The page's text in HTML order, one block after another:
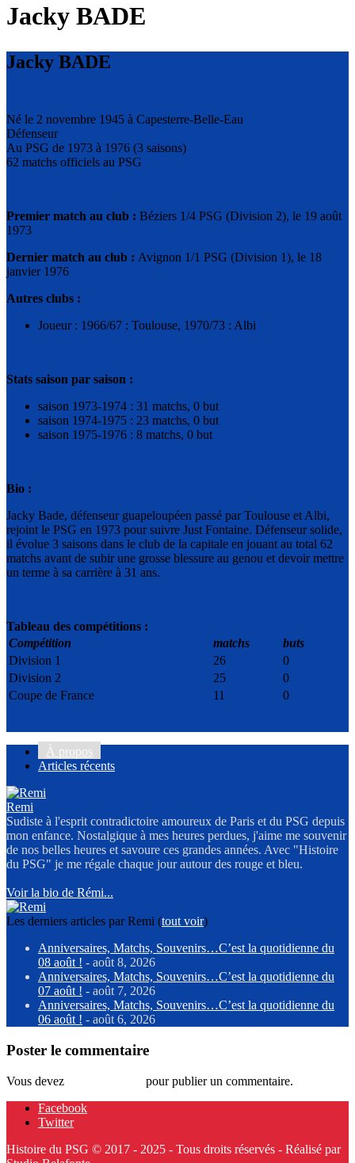
Jacky BADE
Jacky BADE
Né le 2 novembre 1945 à Capesterre-Belle-Eau
Défenseur
Au PSG de 1973 à 1976 (3 saisons)
62 matchs officiels au PSG
Premier match au club : Béziers 1/4 PSG (Division 2), le 19 août
1973
Dernier match au club : Avignon 1/1 PSG (Division 1), le 18
janvier 1976
Autres clubs :
Joueur : 1966/67 : Toulouse, 1970/73 : Albi
Stats saison par saison :
saison 1973-1974 : 31 matchs, 0 but
saison 1974-1975 : 23 matchs, 0 but
saison 1975-1976 : 8 matchs, 0 but
Bio :
Jacky Bade, défenseur guapeloupéen passé par Toulouse et Albi,
rejoint le PSG en 1973 pour suivre Just Fontaine. Défenseur solide,
il évolue 3 saisons dans le club de la capitale en jouant au total 62
matchs avant de subir une grosse blessure au genou et devoir mettre
un terme à sa carrière à 31 ans.
Tableau des compétitions :
Compétition
matchs
buts
Division 1
26
0
Division 2
25
0
Coupe de France
11 0
À propos
Articles récents
Remi
Sudiste à l'esprit contradictoire amoureux de Paris et du PSG depuis
mon enfance. Nostalgique à mes heures perdues, j'aime me souvenir
de nos belles heures et savoure ces grandes années. Avec "Histoire
du PSG" je me régale chaque jour autour des rouge et bleu.
Voir la bio de Rémi...
Les derniers articles par Remi (tout voir)
Anniversaires, Matchs, Souvenirs…C’est la quotidienne du
08 août ! - août 8, 2026
Anniversaires, Matchs, Souvenirs…C’est la quotidienne du
07 août ! - août 7, 2026
Anniversaires, Matchs, Souvenirs…C’est la quotidienne du
06 août ! - août 6, 2026
Poster le commentaire
Vous devez
pour publier un commentaire.
Facebook
Twitter
Histoire du PSG © 2017 - 2025 - Tous droits réservés - Réalisé par